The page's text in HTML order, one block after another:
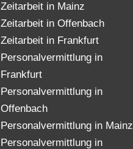
Zeitarbeit in Mainz
Zeitarbeit in Offenbach
Zeitarbeit in Frankfurt
Personalvermittlung in
Frankfurt
Personalvermittlung in
Offenbach
Personalvermittlung in Mainz
Personalvermittlung in